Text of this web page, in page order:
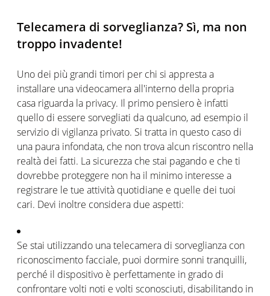
Telecamera di sorveglianza? Sì, ma non
troppo invadente!
Uno dei più grandi timori per chi si appresta a
installare una videocamera all'interno della propria
casa riguarda la privacy. Il primo pensiero è infatti
quello di essere sorvegliati da qualcuno, ad esempio il
servizio di vigilanza privato. Si tratta in questo caso di
una paura infondata, che non trova alcun riscontro nella
realtà dei fatti. La sicurezza che stai pagando e che ti
dovrebbe proteggere non ha il minimo interesse a
registrare le tue attività quotidiane e quelle dei tuoi
cari. Devi inoltre considera due aspetti:
Se stai utilizzando una telecamera di sorveglianza con
riconoscimento facciale, puoi dormire sonni tranquilli,
perché il dispositivo è perfettamente in grado di
confrontare volti noti e volti sconosciuti, disabilitando in